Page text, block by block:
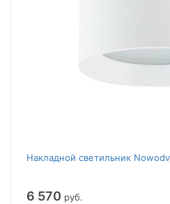
Накладной светильник
6 570 руб.